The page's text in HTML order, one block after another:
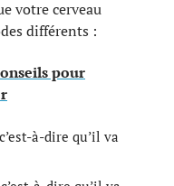
votre cerveau
différents :
pour
à-dire qu’il va